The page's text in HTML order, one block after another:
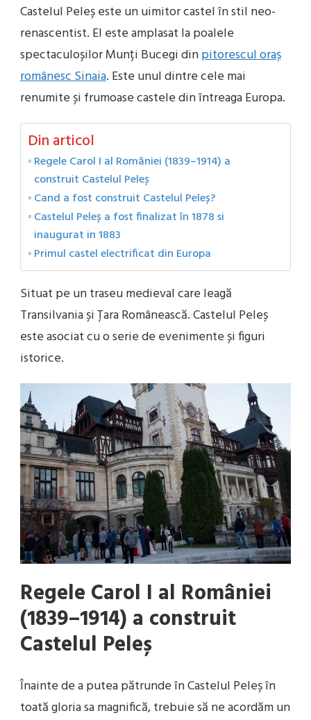
Castelul Peleș este un uimitor castel în stil neo-
renascentist. El este amplasat la poalele
spectaculoșilor Munți Bucegi dinpitorescul oraș
românesc Sinaia. Este unul dintre cele mai
renumite și frumoase castele din întreaga Europa.
Din articol
Regele Carol I al României (1839–1914) a
construit Castelul Peleș
Cand a fost construit Castelul Peleș?
Castelul Peleș a fost finalizat în 1878 si
inaugurat in 1883
Primul castel electrificat din Europa
Situat pe un traseu medieval care leagă
Transilvania și Țara Românească. Castelul Peleș
este asociat cu o serie de evenimente și figuri
istorice.
Regele Carol I al României
(1839–1914) a construit
Castelul Peleș
Înainte de a putea pătrunde în Castelul Peleș în
toată gloria sa magnifică, trebuie să ne acordăm un